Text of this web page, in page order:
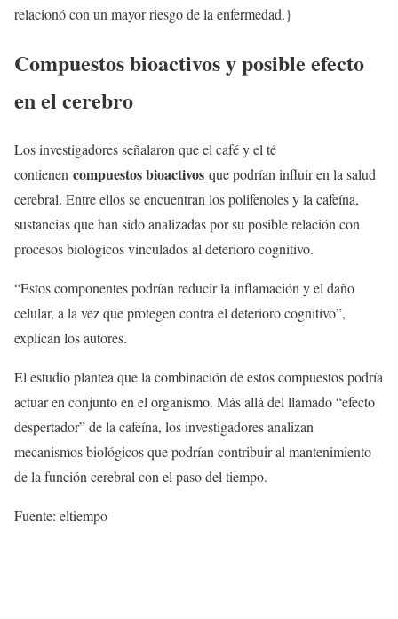
relacionó con un mayor riesgo de la enfermedad.}
Compuestos bioactivos y posible efecto
en el cerebro
Los investigadores señalaron que el café y el té
contienen compuestos bioactivos que podrían influir en la salud
cerebral. Entre ellos se encuentran los polifenoles y la cafeína,
sustancias que han sido analizadas por su posible relación con
procesos biológicos vinculados al deterioro cognitivo.
“Estos componentes podrían reducir la inflamación y el daño
celular, a la vez que protegen contra el deterioro cognitivo”,
explican los autores.
El estudio plantea que la combinación de estos compuestos podría
actuar en conjunto en el organismo. Más allá del llamado “efecto
despertador” de la cafeína, los investigadores analizan
mecanismos biológicos que podrían contribuir al mantenimiento
de la función cerebral con el paso del tiempo.
Fuente: eltiempo